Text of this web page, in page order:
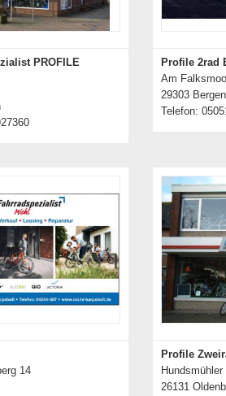
PROFILE
zum Händler
Profile 2rad
Am
29303 Bergen
Telefon:
14
Profile
Hundsmühler
26131